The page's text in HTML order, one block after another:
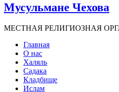
Мусульмане Чехова
МЕСТНАЯ РЕЛИГИОЗНАЯ
Главная
О нас
Халяль
Садака
Кладбище
Ислам